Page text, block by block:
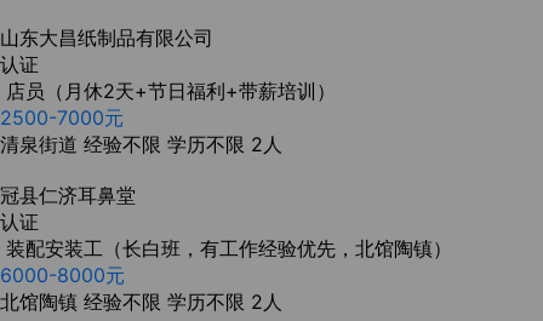
山东大昌纸制品有限公司
认证
店员（月休2天+节日福利+带薪培训）
2500-7000元
清泉街道 经验不限 学历不限 2人
冠县仁济耳鼻堂
认证
装配安装工（长白班，有工作经验优先，北馆陶镇）
6000-8000元
北馆陶镇 经验不限 学历不限 2人